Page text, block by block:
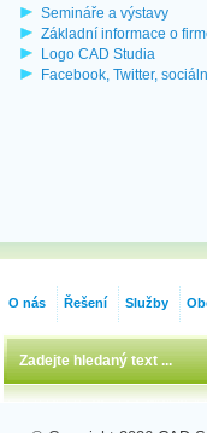
Semináře a výstavy
Základní informace o
Logo CAD Studia
Facebook, Twitter,
O nás Řešení Služby